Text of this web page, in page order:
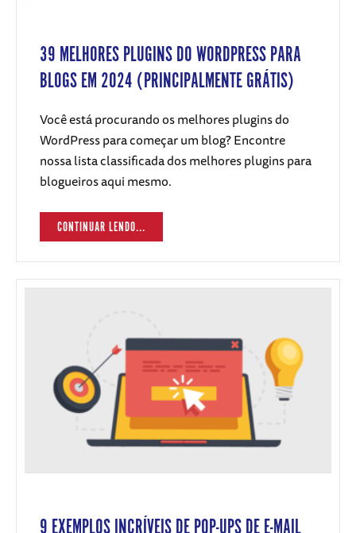
39 MELHORES PLUGINS DO WORDPRESS PARA
BLOGS EM 2024 (PRINCIPALMENTE GRÁTIS)
Você está procurando os melhores plugins do
WordPress para começar um blog? Encontre
nossa lista classificada dos melhores plugins para
blogueiros aqui mesmo.
CONTINUAR LENDO...